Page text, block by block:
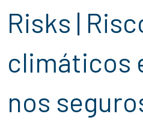
Risks |
climáticos
nos